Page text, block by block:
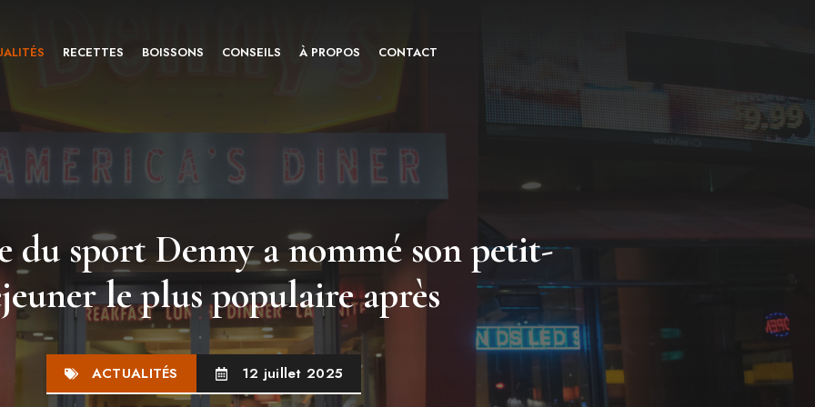
RECETTES BOISSONS CONSEILS À PROPOS CONTACT
du sport Denny a nommé son petit-
le plus populaire après
ACTUALITÉS 12 juillet 2025